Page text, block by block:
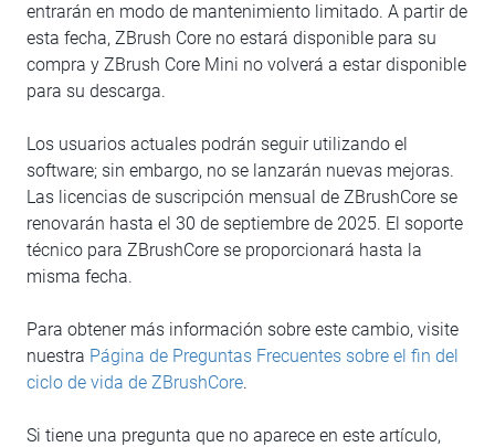
entrarán en modo de mantenimiento limitado. A partir de
esta fecha, ZBrush Core no estará disponible para su
compra y ZBrush Core Mini no volverá a estar disponible
para su descarga.
Los usuarios actuales podrán seguir utilizando el
software; sin embargo, no se lanzarán nuevas mejoras.
Las licencias de suscripción mensual de ZBrushCore se
renovarán hasta el 30 de septiembre de 2025. El soporte
técnico para ZBrushCore se proporcionará hasta la
misma fecha.
Para obtener más información sobre este cambio, visite
nuestra Página de Preguntas Frecuentes sobre el fin del
ciclo de vida de ZBrushCore.
Si tiene una pregunta que no aparece en este artículo,